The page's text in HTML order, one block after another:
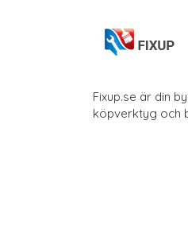
Fixup.se är din
köpverktyg och